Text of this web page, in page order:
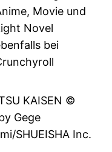
Movie und
Novel
bei
KAISEN ©
Gege
SHUEISHA Inc.